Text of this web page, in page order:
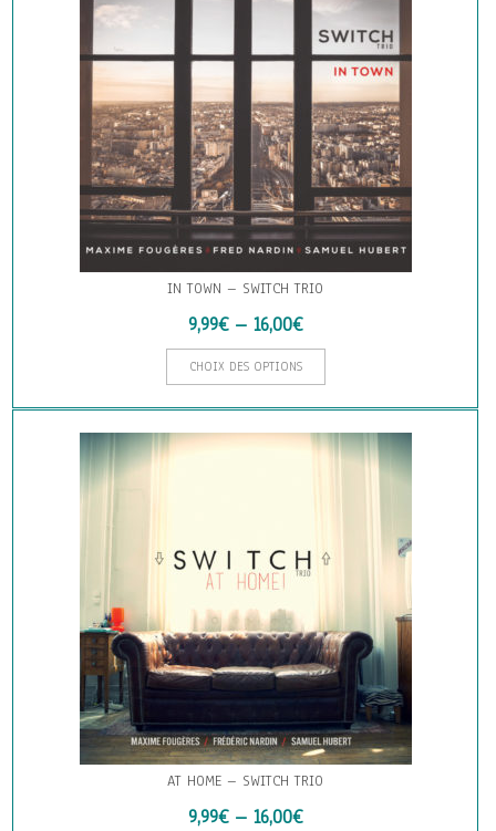
IN TOWN – SWITCH TRIO
9,99€– 16,00€
CHOIX DES OPTIONS
produit
a
variations.
choisies
page
du
produit
AT HOME – SWITCH TRIO
9,99€– 16,00€